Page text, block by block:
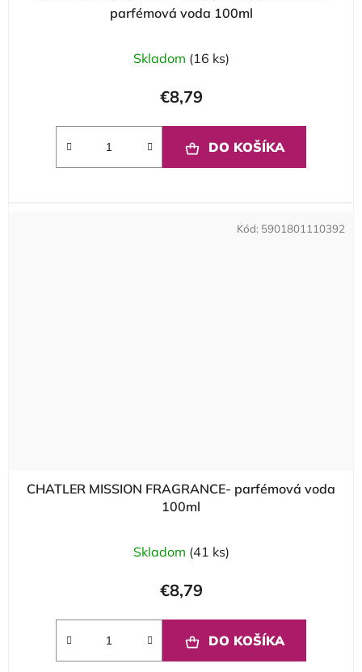
parfémová voda 100ml
Skladom (16 ks)
€8,79
DO KOŠÍKA
CHATLER MISSION FRAGRANCE- parfémová voda
100ml
Skladom (41 ks)
€8,79
DO KOŠÍKA
Kód: 5901801110392